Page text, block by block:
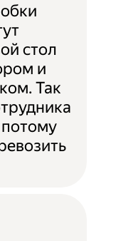
стол
и
Так